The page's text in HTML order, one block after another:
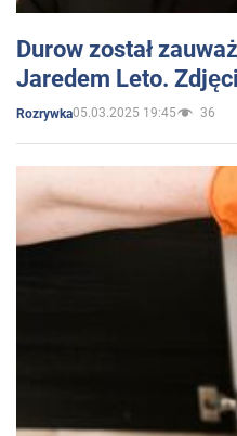
Durow został
Jaredem Leto.
Rozrywka05.03.2025 19:45 36